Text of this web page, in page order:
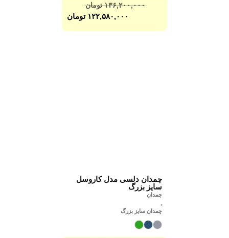
۱۳۶,۲۰۰,۰۰۰ تومان
۱۲۲,۵۸۰,۰۰۰ تومان
چمدان دلسی مدل کاروسل
سایز بزرگ
چمدان
چمدان سایز بزرگ